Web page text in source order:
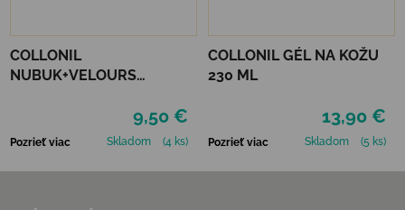
COLLONIL
NUBUK+VELOURS
9,50 €
Pozrieť viac Skladom (4 ks)
COLLONIL GÉL NA KOŽU
230 ML
13,90 €
Pozrieť viac Skladom (5 ks)